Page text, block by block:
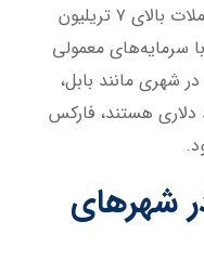
فارکس یک بازار جهانی با حجم معاملات بالای ۷ تریلیون
با سرمایه‌های معمولی
شهری مانند بابل،
دلاری هستند، فارکس
شهرهای